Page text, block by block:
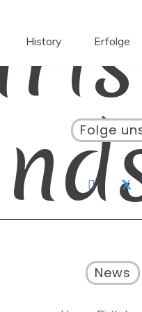
History Erfolge
Folge
News